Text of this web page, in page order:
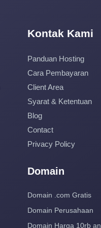
Kontak Kami
Panduan Hosting
Cara Pembayaran
Client Area
Syarat & Ketentuan
Blog
Contact
Privacy Policy
Domain
Domain .com Gratis
Domain Perusahaan
Domain Harga 10rb an